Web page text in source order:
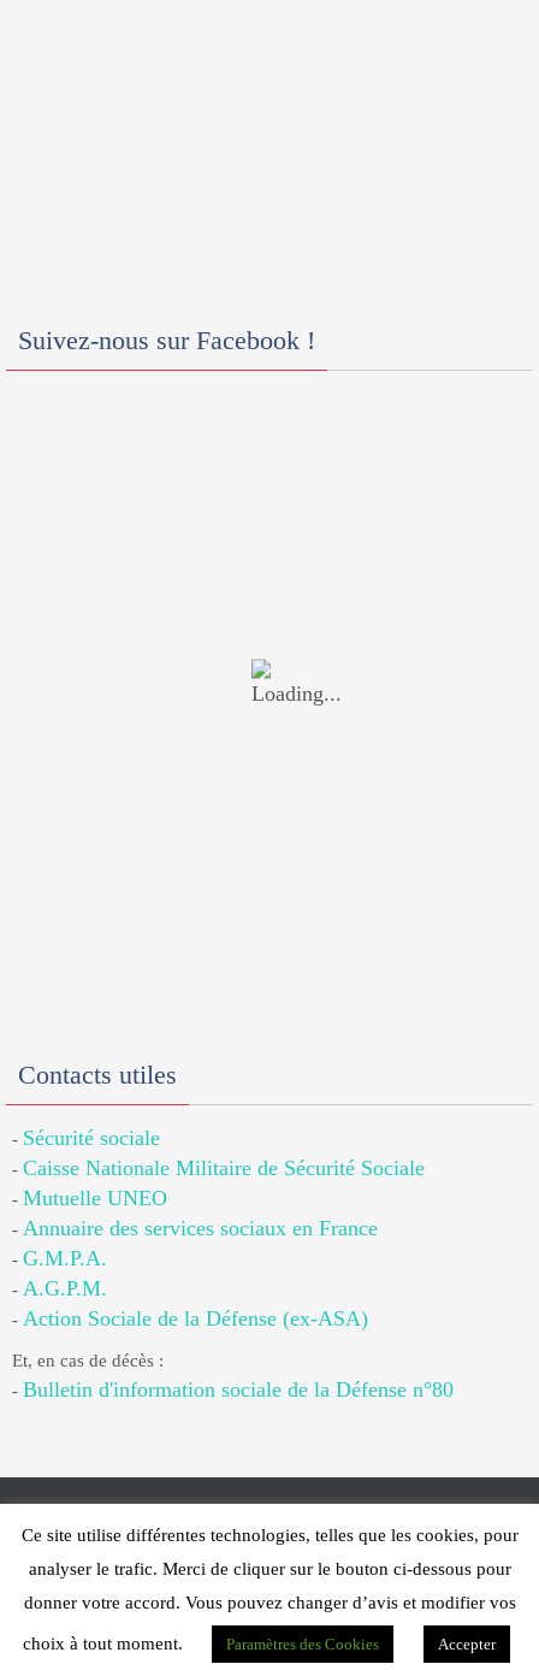
Suivez-nous sur Facebook !
Contacts utiles
- Sécurité sociale
- Caisse Nationale Militaire de Sécurité Sociale
- Mutuelle UNEO
- Annuaire des services sociaux en France
- G.M.P.A.
- A.G.P.M.
- Action Sociale de la Défense (ex-ASA)
Et, en cas de décès :
- Bulletin d'information sociale de la Défense n°80
Web Design - PFS Concept Toulon - © 2025
Fonctionne avec Nirvana WordPress.
Ce site utilise différentes technologies, telles que les cookies, pour
analyser le trafic. Merci de cliquer sur le bouton ci-dessous pour
donner votre accord. Vous pouvez changer d’avis et modifier vos
choix à tout moment. Paramètres des Cookies Accepter